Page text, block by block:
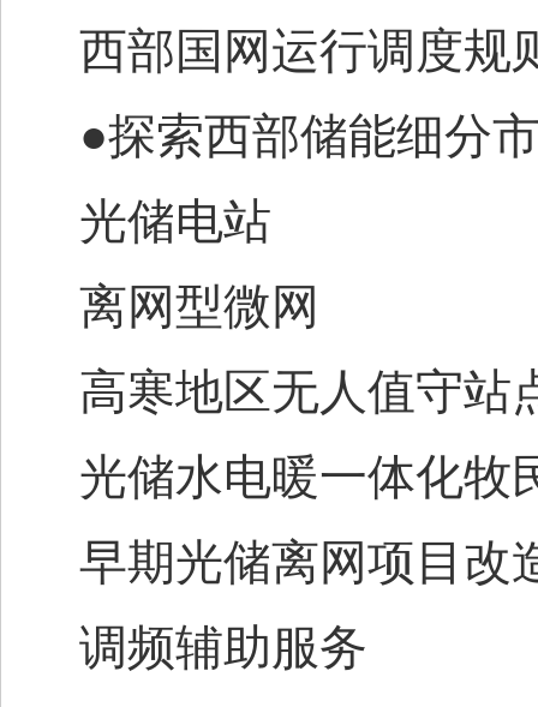
西部国网运行调度规
●探索西部储能细分
光储电站
离网型微网
高寒地区无人值守站
光储水电暖一体化牧
早期光储离网项目改
调频辅助服务